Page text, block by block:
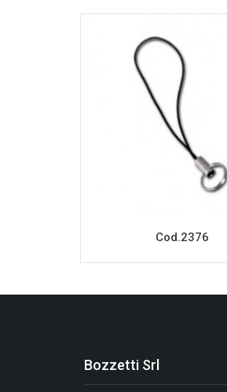
Cod.2376
Bozzetti Srl